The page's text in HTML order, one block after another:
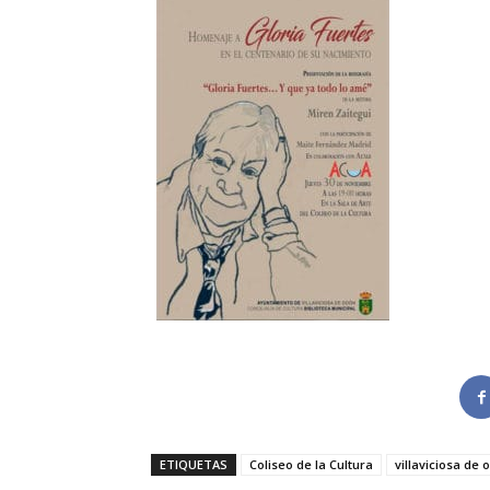
ETIQUETAS Coliseo de la Cultura villaviciosa de